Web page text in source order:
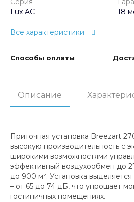
Lux AC
18
Все характеристики
Способы оплаты
Описание
Приточная установка Breezart
высокую производительность с
широкими возможностями
эффективный воздухообмен до
до 900 м². Установка
– от 65 до 74 дБ, что упрощает
гостиничных помещениях.